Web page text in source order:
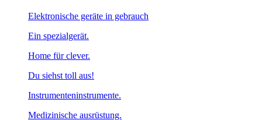
Elektronische geräte in gebrauch
Ein spezialgerät.
Home für clever.
Du siehst toll aus!
Instrumenteninstrumente.
Medizinische ausrüstung.